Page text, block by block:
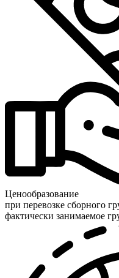
Ценообразование
при перевозке сборного
фактически занимаемое